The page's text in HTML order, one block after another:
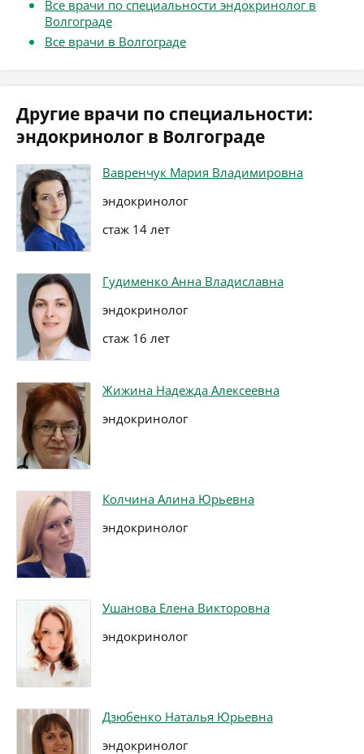
Все врачи по специальности эндокринолог в
Волгограде
Все врачи в Волгограде
Другие врачи по специальности:
эндокринолог в Волгограде
Вавренчук Мария Владимировна
эндокринолог
стаж 14 лет
Гудименко Анна Владиславна
эндокринолог
стаж 16 лет
Жижина Надежда Алексеевна
эндокринолог
Колчина Алина Юрьевна
эндокринолог
Ушанова Елена Викторовна
эндокринолог
Дзюбенко Наталья Юрьевна
эндокринолог